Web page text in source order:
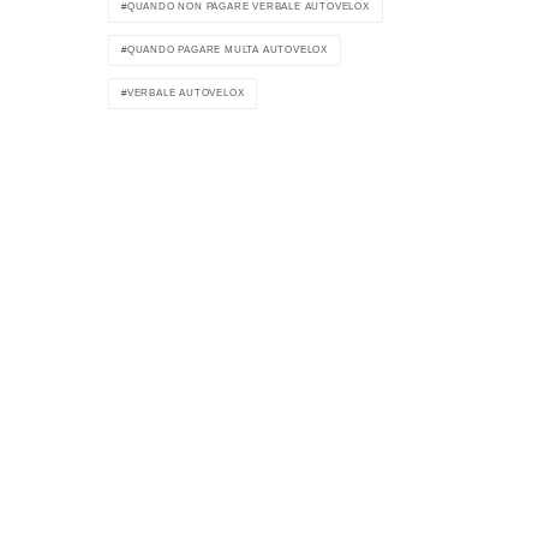
QUANDO NON PAGARE VERBALE AUTOVELOX
QUANDO PAGARE MULTA AUTOVELOX
VERBALE AUTOVELOX